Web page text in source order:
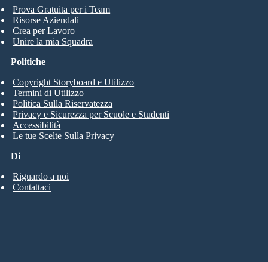
Prova Gratuita per i Team
Risorse Aziendali
Crea per Lavoro
Unire la mia Squadra
Di
Riguardo a noi
Contattaci
Politiche
Copyright Storyboard e Utilizzo
Termini di Utilizzo
Politica Sulla Riservatezza
Privacy e Sicurezza per Scuole e Studenti
Accessibilità
Le tue Scelte Sulla Privacy